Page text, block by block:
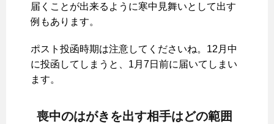
届くことが出来るように寒中見舞いとして出す
例もあります。
ポスト投函時期は注意してくださいね。12月中
に投函してしまうと、1月7日前に届いてしまい
ます。
喪中のはがきを出す相手はどの範囲